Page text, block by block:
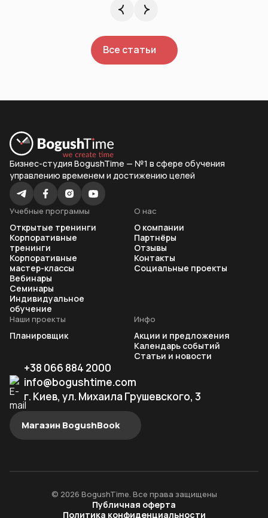
Все статьи
Бизнес-студия BogushTime — №1 в сфере обучения
управлению временем и достижению целей
Учебные программы
Открытые тренинги
Корпоративные
тренинги
Корпоративные
мастер-классы
Вебинары
Семинары
Индивидуальное
обучение
Наши проекты
Планировщик
Инфо
Акции и предложения
Календарь событий
Статьи и новости
О нас
О компании
Партнёры
Отзывы
Контакты
Социальные проекты
+38 066 884 2000
info@bogushtime.com
г. Киев, ул. Михаила Грушевского, 3
Магазин BogushBook
© 2026 BogushTime. Все права защищены
Публичная оферта
Политика конфиденциальности